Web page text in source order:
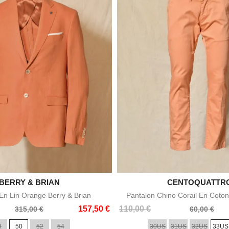
Aperçu rapide
BERRY & BRIAN
Lin Orange Berry & Brian
315,00 € 157,50 €
50 52 54
Aperçu
Pantalon Chino Corail En
110,00 €
Prix
60,00 €
Prix
30US 31US 32US 33US